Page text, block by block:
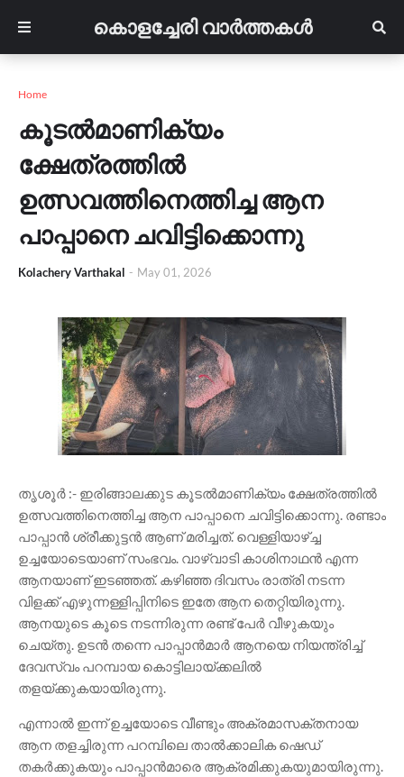
കൊളച്ചേരി വാർത്തകൾ
Home
കൂടൽമാണിക്യം
ക്ഷേത്രത്തിൽ
ഉത്സവത്തിനെത്തിച്ച ആന
പാപ്പാനെ ചവിട്ടിക്കൊന്നു
Kolachery Varthakal - May 01, 2026
തൃശൂർ :- ഇരിങ്ങാലക്കുട കൂടൽമാണിക്യം ക്ഷേത്രത്തിൽ
ഉത്സവത്തിനെത്തിച്ച ആന പാപ്പാനെ ചവിട്ടിക്കൊന്നു. രണ്ടാം
പാപ്പാൻ ശ്രീക്കുട്ടൻ ആണ് മരിച്ചത്. വെള്ളിയാഴ്ച്ച
ഉച്ചയോടെയാണ് സംഭവം. വാഴ്വാടി കാശിനാഥൻ എന്ന
ആനയാണ് ഇടഞ്ഞത്. കഴിഞ്ഞ ദിവസം രാത്രി നടന്ന
വിളക്ക് എഴുന്നള്ളിപ്പിനിടെ ഇതേ ആന തെറ്റിയിരുന്നു.
ആനയുടെ കൂടെ നടന്നിരുന്ന രണ്ട് പേർ വീഴുകയും
ചെയ്തു. ഉടൻ തന്നെ പാപ്പാൻമാർ ആനയെ നിയന്ത്രിച്ച്
ദേവസ്വം പറമ്പായ കൊട്ടിലായ്ക്കലിൽ
തളയ്ക്കുകയായിരുന്നു.
എന്നാൽ ഇന്ന് ഉച്ചയോടെ വീണ്ടും അക്രമാസക്തനായ
ആന തളച്ചിരുന്ന പറമ്പിലെ താൽക്കാലിക ഷെഡ്
തകർക്കുകയും പാപ്പാൻമാരെ ആക്രമിക്കുകയുമായിരുന്നു.